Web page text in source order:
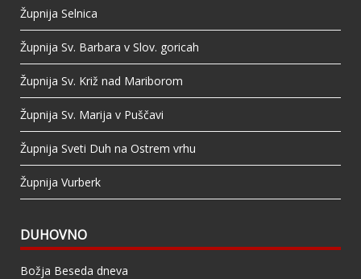
Župnija Selnica
Župnija Sv. Barbara v Slov. goricah
Župnija Sv. Križ nad Mariborom
Župnija Sv. Marija v Puščavi
Župnija Sveti Duh na Ostrem vrhu
Župnija Vurberk
DUHOVNO
Božja Beseda dneva